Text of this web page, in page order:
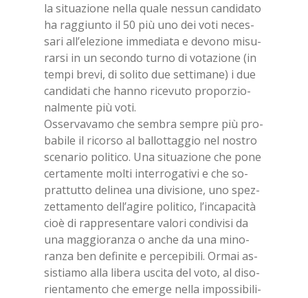
la si­tua­zio­ne nel­la qua­le nes­sun can­di­da­to
ha rag­giun­to il 50 più uno dei voti ne­ces­
sa­ri al­l’e­le­zio­ne im­me­dia­ta e de­vo­no mi­su­
rar­si in un se­con­do tur­no di vo­ta­zio­ne (in
tem­pi bre­vi, di so­li­to due set­ti­ma­ne) i due
can­di­da­ti che han­no ri­ce­vu­to pro­por­zio­
nal­men­te più voti.
Os­ser­va­va­mo che sem­bra sem­pre più pro­
ba­bi­le il ri­cor­so al bal­lot­tag­gio nel no­stro
sce­na­rio po­li­ti­co. Una si­tua­zio­ne che pone
cer­ta­men­te mol­ti in­ter­ro­ga­ti­vi e che so­
prat­tut­to de­li­nea una di­vi­sio­ne, uno spez­
zet­ta­men­to del­l’a­gi­re po­li­ti­co, l’in­ca­pa­ci­tà
cioè di rap­pre­sen­ta­re va­lo­ri con­di­vi­si da
una mag­gio­ran­za o an­che da una mi­no­
ran­za ben de­fi­ni­te e per­ce­pi­bi­li. Or­mai as­
si­stia­mo alla li­be­ra usci­ta del voto, al di­so­
rien­ta­men­to che emer­ge nel­la im­pos­si­bi­li­